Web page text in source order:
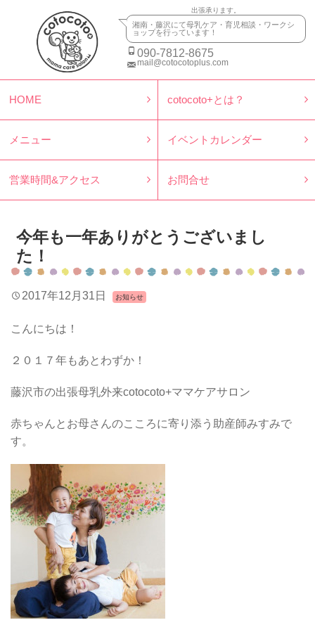
出張承ります。
湘南・藤沢にて母乳ケア・育児相談・ワークシ
ョップを行っています！
090-7812-8675
mail@cotocotoplus.com
HOME cotocoto+とは？
メニュー イベントカレンダー
営業時間&アクセス お問合せ
今年も一年ありがとうございまし
た！
2017年12月31日 お知らせ
こんにちは！
２０１７年もあとわずか！
藤沢市の出張母乳外来cotocoto+ママケアサロン
赤ちゃんとお母さんのこころに寄り添う助産師みすみで
す。